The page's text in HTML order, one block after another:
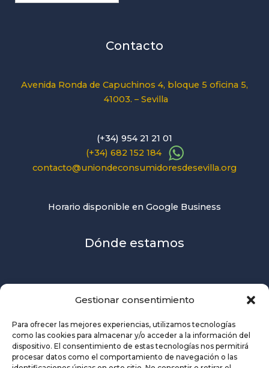
Gestionar consentimiento
Para ofrecer las mejores experiencias, utilizamos tecnologías
como las cookies para almacenar y/o acceder a la información del
dispositivo. El consentimiento de estas tecnologías nos permitirá
procesar datos como el comportamiento de navegación o las
Contacto
Avenida Ronda de Capuchinos 4, bloque 5 oficina 5,
41003. – Sevilla
(+34) 954 21 21 01
(+34) 682 152 184
contacto@uniondeconsumidoresdesevilla.org
Horario disponible en Google Business
Dónde estamos